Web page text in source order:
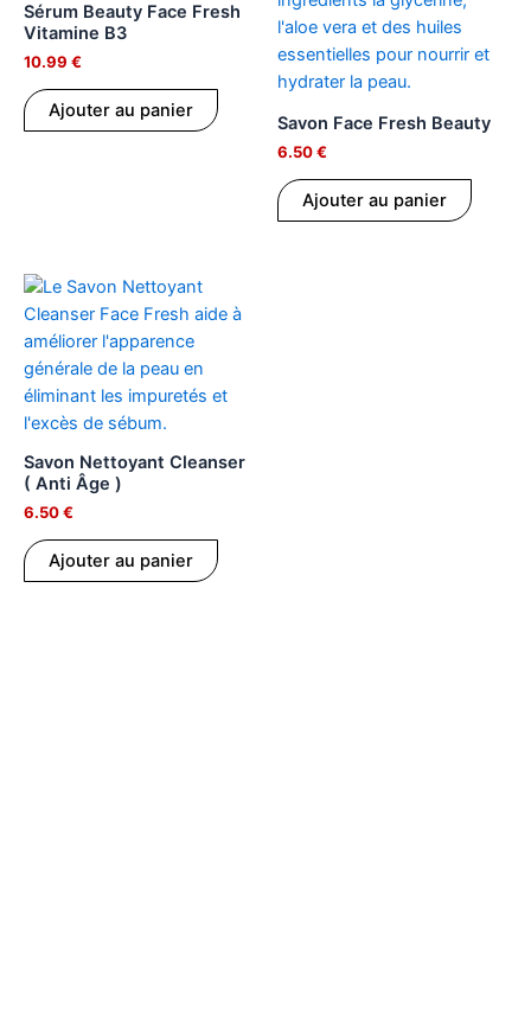
Sérum Beauty Face Fresh
Vitamine B3
10.99 €
Ajouter au panier
Savon Face Fresh Beauty
6.50€
Ajouter au panier
Savon Nettoyant Cleanser
( Anti Âge )
6.50€
Ajouter au panier